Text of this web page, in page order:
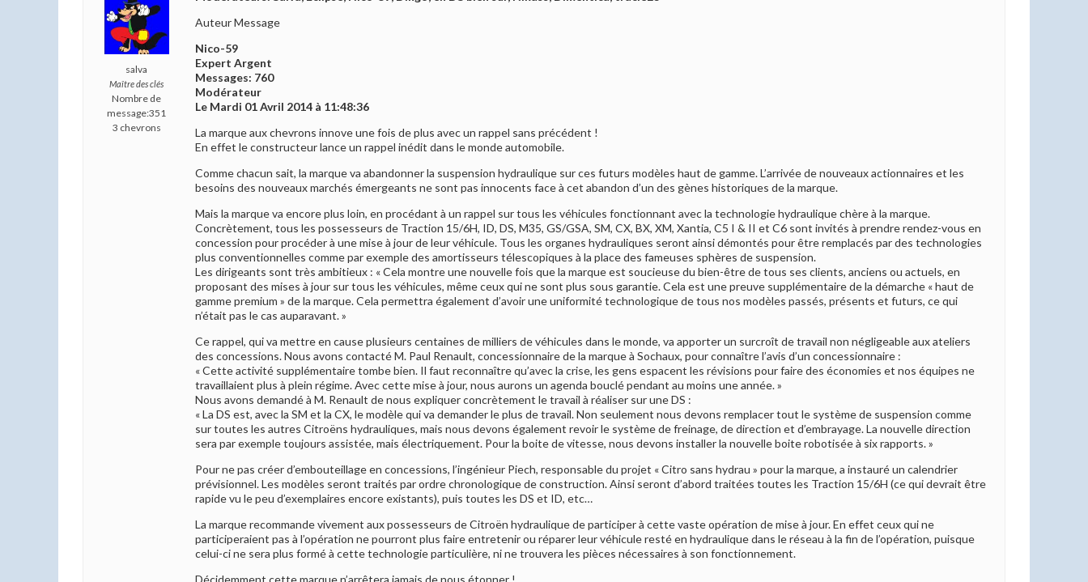
salva
Maître des clés
Nombre de
message:351
3 chevrons
Auteur Message
Nico-59
Expert Argent
Messages: 760
Modérateur
Le Mardi 01 Avril 2014 à 11:48:36
La marque aux chevrons innove une fois de plus avec un rappel sans précédent !
En effet le constructeur lance un rappel inédit dans le monde automobile.
Comme chacun sait, la marque va abandonner la suspension hydraulique sur ces futurs modèles haut de gamme. L’arrivée de nouveaux actionnaires et les
besoins des nouveaux marchés émergeants ne sont pas innocents face à cet abandon d’un des gènes historiques de la marque.
Mais la marque va encore plus loin, en procédant à un rappel sur tous les véhicules fonctionnant avec la technologie hydraulique chère à la marque.
Concrètement, tous les possesseurs de Traction 15/6H, ID, DS, M35, GS/GSA, SM, CX, BX, XM, Xantia, C5 I & II et C6 sont invités à prendre rendez-vous en
concession pour procéder à une mise à jour de leur véhicule. Tous les organes hydrauliques seront ainsi démontés pour être remplacés par des technologies
plus conventionnelles comme par exemple des amortisseurs télescopiques à la place des fameuses sphères de suspension.
Les dirigeants sont très ambitieux : « Cela montre une nouvelle fois que la marque est soucieuse du bien-être de tous ses clients, anciens ou actuels, en
proposant des mises à jour sur tous les véhicules, même ceux qui ne sont plus sous garantie. Cela est une preuve supplémentaire de la démarche « haut de
gamme premium » de la marque. Cela permettra également d’avoir une uniformité technologique de tous nos modèles passés, présents et futurs, ce qui
n’était pas le cas auparavant. »
Ce rappel, qui va mettre en cause plusieurs centaines de milliers de véhicules dans le monde, va apporter un surcroît de travail non négligeable aux ateliers
des concessions. Nous avons contacté M. Paul Renault, concessionnaire de la marque à Sochaux, pour connaître l’avis d’un concessionnaire :
« Cette activité supplémentaire tombe bien. Il faut reconnaître qu’avec la crise, les gens espacent les révisions pour faire des économies et nos équipes ne
travaillaient plus à plein régime. Avec cette mise à jour, nous aurons un agenda bouclé pendant au moins une année. »
Nous avons demandé à M. Renault de nous expliquer concrètement le travail à réaliser sur une DS :
« La DS est, avec la SM et la CX, le modèle qui va demander le plus de travail. Non seulement nous devons remplacer tout le système de suspension comme
sur toutes les autres Citroëns hydrauliques, mais nous devons également revoir le système de freinage, de direction et d’embrayage. La nouvelle direction
sera par exemple toujours assistée, mais électriquement. Pour la boite de vitesse, nous devons installer la nouvelle boite robotisée à six rapports. »
Pour ne pas créer d’embouteillage en concessions, l’ingénieur Piech, responsable du projet « Citro sans hydrau » pour la marque, a instauré un calendrier
prévisionnel. Les modèles seront traités par ordre chronologique de construction. Ainsi seront d’abord traitées toutes les Traction 15/6H (ce qui devrait être
rapide vu le peu d’exemplaires encore existants), puis toutes les DS et ID, etc…
La marque recommande vivement aux possesseurs de Citroën hydraulique de participer à cette vaste opération de mise à jour. En effet ceux qui ne
participeraient pas à l’opération ne pourront plus faire entretenir ou réparer leur véhicule resté en hydraulique dans le réseau à la fin de l’opération, puisque
celui-ci ne sera plus formé à cette technologie particulière, ni ne trouvera les pièces nécessaires à son fonctionnement.
Décidemment cette marque n’arrêtera jamais de nous étonner !